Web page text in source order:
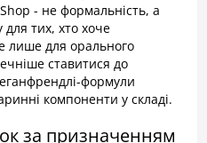
- не формальність, а
тих, хто хоче
лише для орального
ставитися до
формули
компоненти у складі.
за призначенням